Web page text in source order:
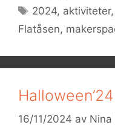
Stikkord
2024, aktiviteter,
Flatåsen,
16/11/2024 av Nina